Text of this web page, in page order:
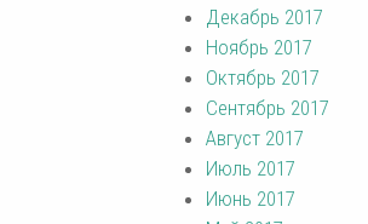
Декабрь 2017
Ноябрь 2017
Октябрь 2017
Сентябрь 2017
Август 2017
Июль 2017
Июнь 2017